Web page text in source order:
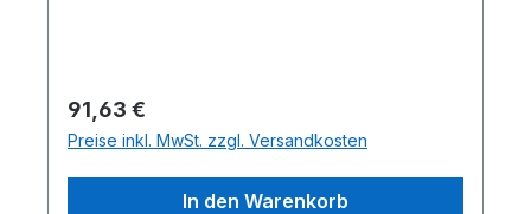
Regulärer Preis:
91,63 €
Preise inkl. MwSt. zzgl. Versandkosten
In den Warenkorb